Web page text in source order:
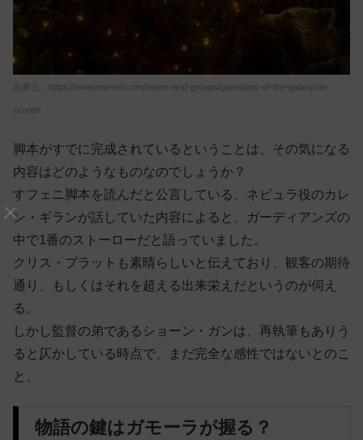
出典元：https://www.marvel.com/teams-and-groups/guardians-of-the-galaxy/on-
screen
脚本がすでに完成されているということは、その気になる
内容はどのようなものなのでしょうか？
すフェニ脚本を読んだと公言している、ネビュラ役のカレ
ン・ギランが話していた内容によると、ガーディアンズの
中で1番のストーローだと語っていました。
クリス・プラットも素晴らしいと伝えており、観客の期待
通り、もしくはそれを超える出来栄えだというのが伺え
る。
しかし監督の弟であるショーン・ガンは、再執筆もありう
ると仄かしている時点で、まだ完全な感性ではないとのこ
と。
物語の鍵はガモーラが握る？